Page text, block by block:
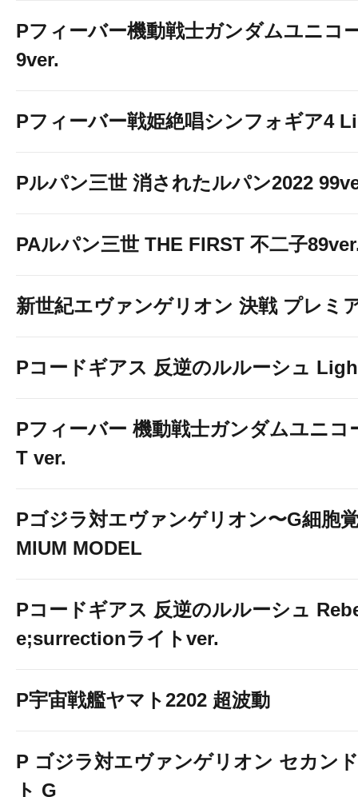
Pフィーバー機動戦士ガンダムユニコ
9ver.
Pフィーバー戦姫絶唱シンフォギア4
Pルパン三世 消されたルパン2022
PAルパン三世 THE FIRST 不二子
新世紀エヴァンゲリオン 決戦 プレミ
Pコードギアス 反逆のルルーシュ
Pフィーバー 機動戦士ガンダムユニコ
T ver.
Pゴジラ対エヴァンゲリオン〜G細胞
MIUM MODEL
Pコードギアス 反逆のルルーシュ
e;surrectionライトver.
P宇宙戦艦ヤマト2202 超波動
P ゴジラ対エヴァンゲリオン セカン
ト G